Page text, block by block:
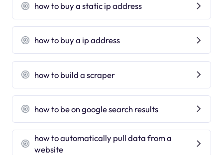
how to buy a static ip address
how to buy a ip address
how to build a scraper
how to be on google search results
how to automatically pull data from a
website